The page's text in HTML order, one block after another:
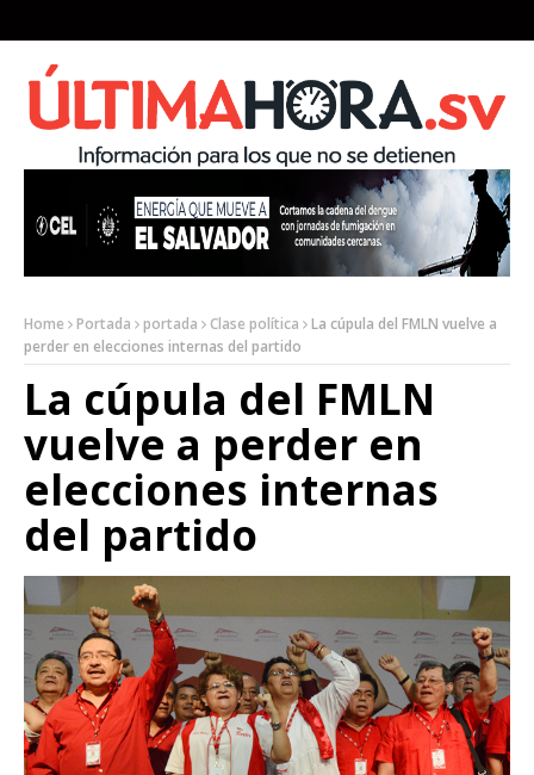
Home Portada portada Clase política
La cúpula del FMLN vuelve a
perder en elecciones internas del partido
La cúpula del FMLN
vuelve a perder en
elecciones internas
del partido